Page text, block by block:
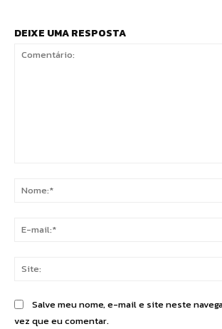
DEIXE UMA RESPOSTA
Salve meu nome, e-mail e site neste
vez que eu comentar.